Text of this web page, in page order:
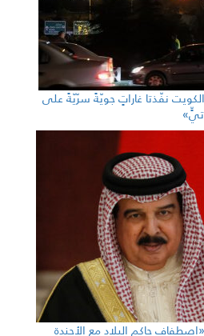
نفّذتا غاراتٍ جويّةً سرّيّةً على
حاكم البلاد مع الأجندة